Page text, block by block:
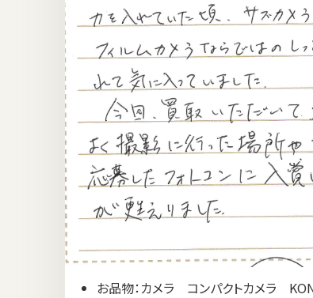
お品物：カメラ コンパクトカメラ